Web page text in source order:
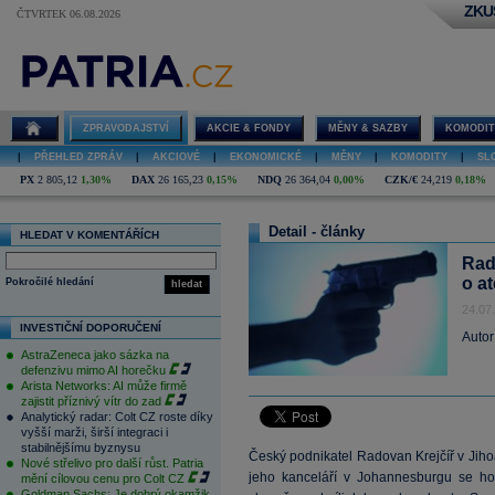
ČTVRTEK 06.08.2026
ZPRAVODAJSTVÍ AKCIE & FONDY MĚNY & SAZBY
PŘEHLED ZPRÁV AKCIOVÉ EKONOMICKÉ MĚNY KOMODITY
PX 2 805,12 1,30% DAX 26 165,23 0,15% NDQ 26 364,04 0,00% CZK/€ 24,219 0,18%
HLEDAT V KOMENTÁŘÍCH
hledat
Pokročilé hledání
INVESTIČNÍ DOPORUČENÍ
AstraZeneca jako sázka na
defenzivu mimo AI horečku
Arista Networks: AI může firmě
zajistit příznivý vítr do zad
Analytický radar: Colt CZ roste díky
vyšší marži, širší integraci i
stabilnějšímu byznysu
Nové střelivo pro další růst. Patria
mění cílovou cenu pro Colt CZ
Detail - články
o
Český podnikatel Radovan Krejčíř v
jeho kanceláří v Johannesburgu se